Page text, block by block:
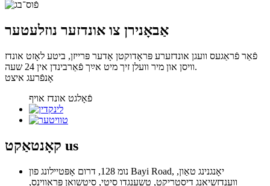
אַבאָנירן צו אונדזער נוזלעטער
פֿאַר פֿראַגעס וועגן אונדזערע פּראָדוקטן אָדער פּרייזן, ביטע לאָזט אונדז
וויסן און מיר וועלן זיך מיט אײַך פֿאַרבינדן אין 24 שעה.
אָנפֿרעג איצט
פֿאָלגט אונדז אויף
קאָנטאַקט us
נומ 128, דרום אָפּטיילונג פון Bayi Road, יאָנגנינג טאַון,
ווענדזשיאַנג דיסטריקט, טשענגדו סיטי, סיטשואַן פּראַווינס,